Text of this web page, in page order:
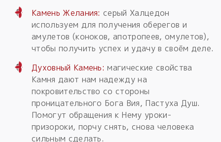
Камень Желания:серый Халцедон
используем для получения оберегов и
амулетов (коноков, апотропеев, омулетов),
чтобы получить успех и удачу в своём деле.
Духовный Камень: магические свойства
Камня дают нам надежду на
покровительство со стороны
проницательного Бога Вия, Пастуха Душ.
Помогут обращения к Нему уроки-
призороки, порчу снять, снова человека
сильным сделать.